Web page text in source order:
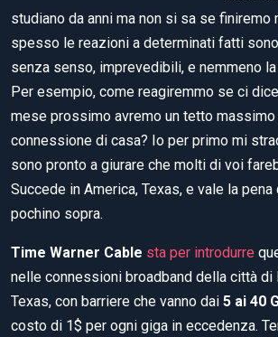
studiano da anni ma non si sa se finiremo
spesso le reazioni a determinati fatti
senza senso, imprevedibili, e nemmeno
Per esempio, come reagiremmo se ci
mese prossimo avremo un tetto
connessione di casa? Io per primo mi
sono pronto a giurare che molti di voi
Succede in America, Texas, e vale la pena
pochino sopra.
Time Warner Cable sta per introdurre
nelle connessioni broadband della città di
Texas, con barriere che vanno dai 5 ai 40
costo di 1$ per ogni giga in eccedenza.